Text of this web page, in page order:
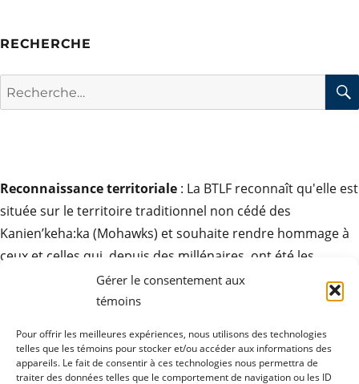
Gérer le consentement aux
témoins
Pour offrir les meilleures expériences, nous utilisons des technologies
telles que les témoins pour stocker et/ou accéder aux informations des
appareils. Le fait de consentir à ces technologies nous permettra de
traiter des données telles que le comportement de navigation ou les ID
RECHERCHE
Rechercher :
Reconnaissance territoriale : La BTLF reconnaît qu'elle est
située sur le territoire traditionnel non cédé des
Kanien’keha:ka (Mohawks) et souhaite rendre hommage à
ceux et celles qui, depuis des millénaires, ont été les
gardiens de ces terres. Elle exprime son respect pour la
contribution des peuples autochtones à la culture des